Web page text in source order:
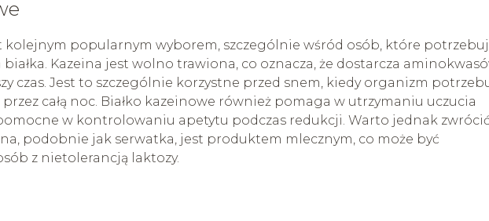
kolejnym popularnym wyborem, szczególnie wśród osób, które
białka. Kazeina jest wolno trawiona, co oznacza, że dostarcza
czas. Jest to szczególnie korzystne przed snem, kiedy organizm
całą noc. Białko kazeinowe również pomaga w utrzymaniu uczucia
w kontrolowaniu apetytu podczas redukcji. Warto jednak zwrócić
podobnie jak serwatka, jest produktem mlecznym, co może być
z nietolerancją laktozy.